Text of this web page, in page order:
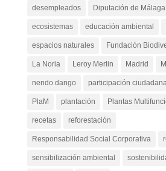
desempleados Diputación de Málaga
ecosistemas educación ambiental
espacios naturales Fundación
La Noria Leroy Merlin Madrid
nendo dango participación
PlaM plantación Plantas
recetas reforestación
Responsabilidad Social Corporativa
sensibilización ambiental